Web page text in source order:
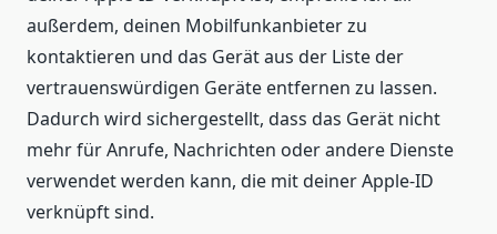
außerdem, deinen Mobilfunkanbieter zu
kontaktieren und das Gerät aus der Liste der
vertrauenswürdigen Geräte entfernen zu lassen.
Dadurch wird sichergestellt, dass das Gerät nicht
mehr für Anrufe, Nachrichten oder andere Dienste
verwendet werden kann, die mit deiner Apple-ID
verknüpft sind.